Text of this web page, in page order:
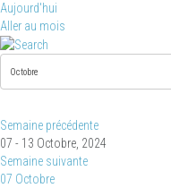
Aujourd'hui
Aller au mois
Semaine précédente
07 - 13 Octobre, 2024
Semaine suivante
07 Octobre